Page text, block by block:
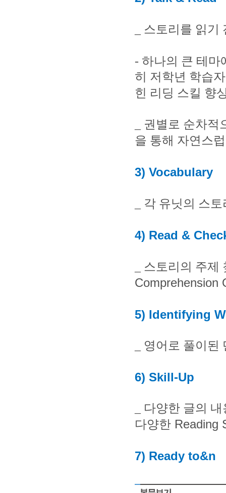
스토리를 읽기
- 하나의 큰 테마
히 저학년 학습
힌 리딩 스킬 향
권별로 순차적
을 통해 자연스
3) Vocabulary
각 유닛의 스
4) Read &
_ 스 토리의 주제
Comprehension
5) Identifying
영어로 풀이된
6) Skill-Up
다양한 글의
다양한Reading
7) Ready to&n